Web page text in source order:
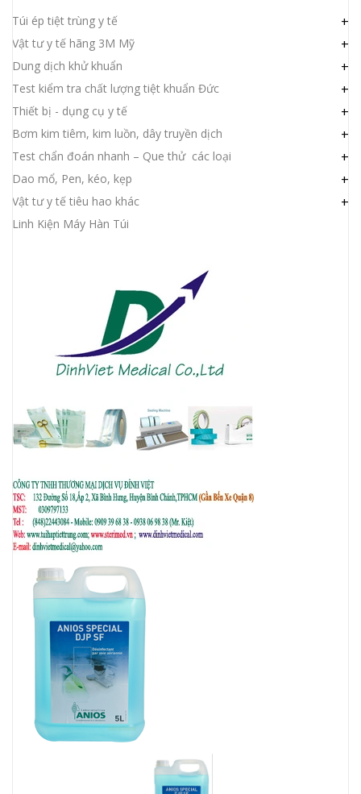
Túi ép tiệt trùng y tế +
Vật tư y tế hãng 3M Mỹ +
Dung dịch khử khuẩn +
Test kiểm tra chất lượng tiệt khuẩn Đức +
Thiết bị - dụng cụ y tế +
Bơm kim tiêm, kim luồn, dây truyền dịch +
Test chẩn đoán nhanh – Que thử các loại +
Dao mổ, Pen, kéo, kẹp +
Vật tư y tế tiêu hao khác +
Linh Kiện Máy Hàn Túi